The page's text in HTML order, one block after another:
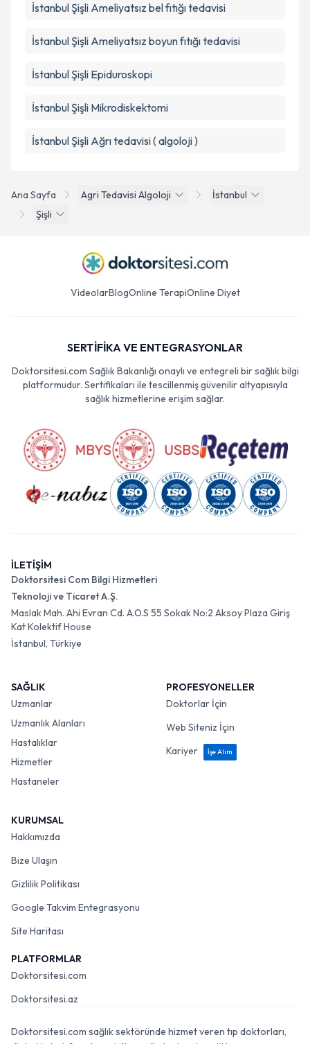
Ana Sayfa Agri Tedavisi Algoloji
İstanbul
Şişli
İstanbul Şişli Ameliyatsız bel fıtığı tedavisi
İstanbul Şişli Ameliyatsız boyun fıtığı tedavisi
İstanbul Şişli Epiduroskopi
İstanbul Şişli Mikrodiskektomi
İstanbul Şişli Ağrı tedavisi ( algoloji )
VideolarBlogOnline TerapiOnline Diyet
SERTİFİKA VE ENTEGRASYONLAR
Doktorsitesi.com Sağlık Bakanlığı onaylı ve entegreli bir sağlık bilgi
platformudur. Sertifikaları ile tescillenmiş güvenilir altyapısıyla
sağlık hizmetlerine erişim sağlar.
İLETİŞİM
Doktorsitesi Com Bilgi Hizmetleri
Teknoloji ve Ticaret A.Ş.
Maslak Mah. Ahi Evran Cd. A.O.S 55 Sokak No:2 Aksoy Plaza Giriş
Kat Kolektif House
İstanbul, Türkiye
SAĞLIK
Uzmanlar
Uzmanlık Alanları
Hastalıklar
Hizmetler
Hastaneler
PROFESYONELLER
Doktorlar İçin
Web Siteniz İçin
Kariyer
İşe Alım
KURUMSAL
Hakkımızda
Bize Ulaşın
Gizlilik Politikası
Google Takvim Entegrasyonu
Site Haritası
PLATFORMLAR
Doktorsitesi.com
Doktorsitesi.az
Doktorsitesi.com sağlık sektöründe hizmet veren tıp doktorları,